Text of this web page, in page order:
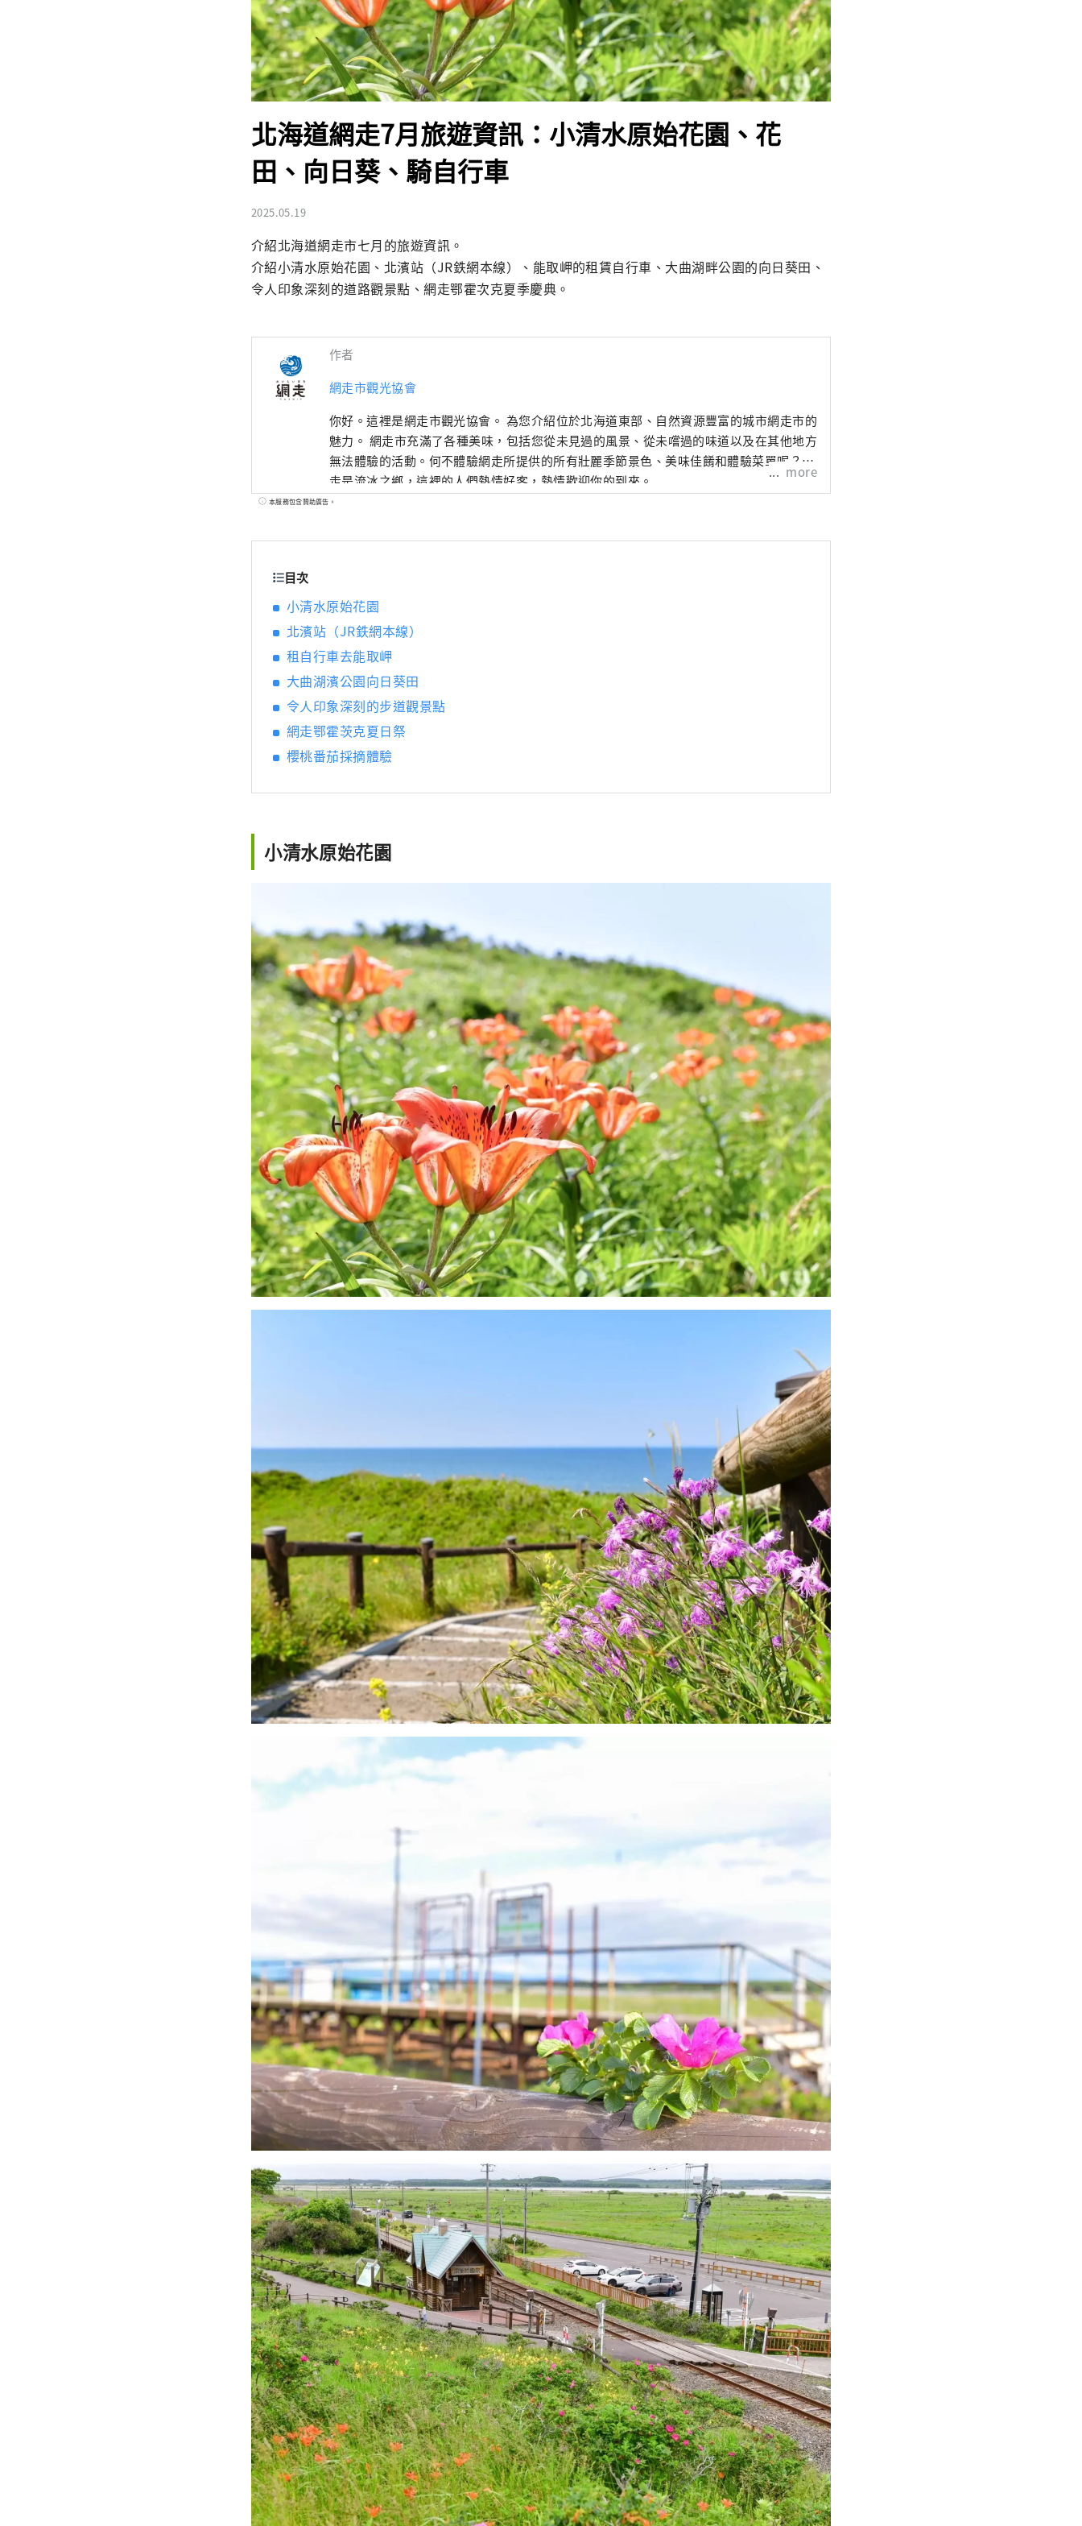
北海道網走7月旅遊資訊：小清水原始花園、花
田、向日葵、騎自行車
2025.05.19
介紹北海道網走市七月的旅遊資訊。
介紹小清水原始花園、北濱站（JR鉄網本線）、能取岬的租賃自行車、大曲湖畔公園的向日葵田、
令人印象深刻的道路觀景點、網走鄂霍次克夏季慶典。
作者
網走市觀光協會
你好。這裡是網走市觀光協會。 為您介紹位於北海道東部、自然資源豐富的城市網走市的
魅力。 網走市充滿了各種美味，包括您從未見過的風景、從未嚐過的味道以及在其他地方
無法體驗的活動。何不體驗網走所提供的所有壯麗季節景色、美味佳餚和體驗菜單呢？網
走是流冰之鄉，這裡的人們熱情好客，熱情歡迎你的到來。
more
本服務包含贊助廣告。
目次
小清水原始花園
北濱站（JR鉄網本線）
租自行車去能取岬
大曲湖濱公園向日葵田
令人印象深刻的步道觀景點
網走鄂霍茨克夏日祭
櫻桃番茄採摘體驗
小清水原始花園